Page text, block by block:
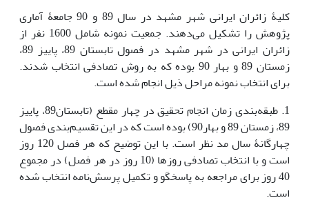
کلیۀ زائران ایرانی شهر مشهد در سال 89 و 90 جامعۀ آماری
پژوهش را تشکیل می‌دهند. جمعیت نمونه شامل 1600 نفر از
زائران ایرانی در شهر مشهد در فصول تابستان 89، پاییز 89،
زمستان 89 و بهار 90 بوده که به روش تصادفی انتخاب شدند.
برای انتخاب نمونه مراحل ذیل انجام شده است.
1. طبقه‌بندی زمان انجام تحقیق در چهار مقطع (تابستان89، پاییز
89، زمستان 89 و بهار90) بوده است که در این تقسیم‌بندی فصول
چهارگانۀ سال مد نظر است. با این توضیح که هر فصل 120 روز
است و با انتخاب تصادفی روزها (10 روز در هر فصل) در مجموع
40 روز برای مراجعه به پاسخگو و تکمیل پرسش‌نامه انتخاب شده
است.